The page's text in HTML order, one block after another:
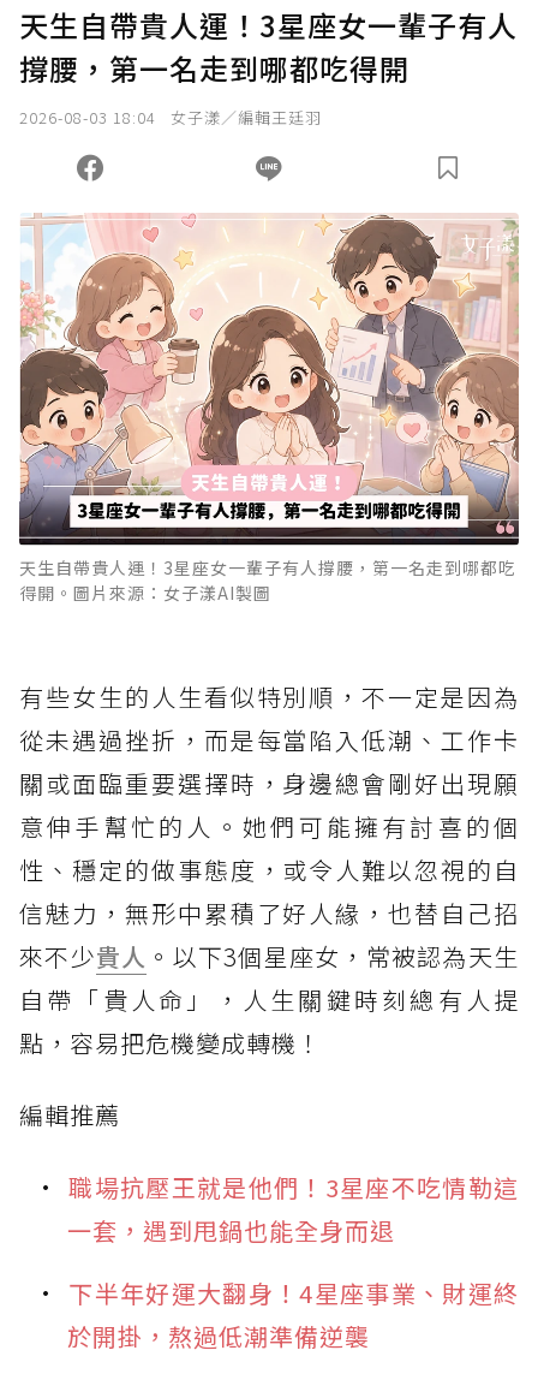
天生自帶貴人運！3星座女一輩子有人
撐腰，第一名走到哪都吃得開
2026-08-03 18:04 女子漾／編輯王廷羽
天生自帶貴人運！3星座女一輩子有人撐腰，第一名走到哪都吃
得開。圖片來源：女子漾AI製圖
有些女生的人生看似特別順，不一定是因為
從未遇過挫折，而是每當陷入低潮、工作卡
關或面臨重要選擇時，身邊總會剛好出現願
意伸手幫忙的人。她們可能擁有討喜的個
性、穩定的做事態度，或令人難以忽視的自
信魅力，無形中累積了好人緣，也替自己招
來不少貴人 。以下3個星座女，常被認為天生
自帶「貴人命」，人生關鍵時刻總有人提
點，容易把危機變成轉機！
編輯推薦
職場抗壓王就是他們！3星座不吃情勒這
一套，遇到甩鍋也能全身而退
下半年好運大翻身！4星座事業、財運終
於開掛，熬過低潮準備逆襲